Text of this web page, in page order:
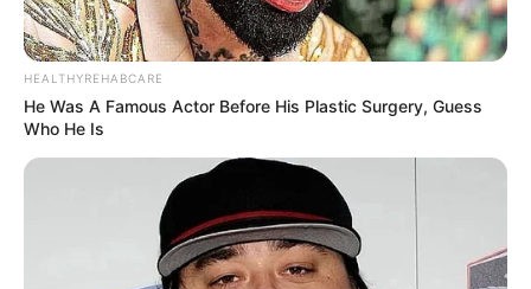
HEALTHYREHABCARE
He Was A Famous Actor Before His Plastic Surgery, Guess
Who He Is